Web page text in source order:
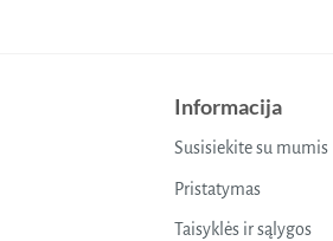
Informacija
Susisiekite su mumis
Pristatymas
Taisyklės ir sąlygos